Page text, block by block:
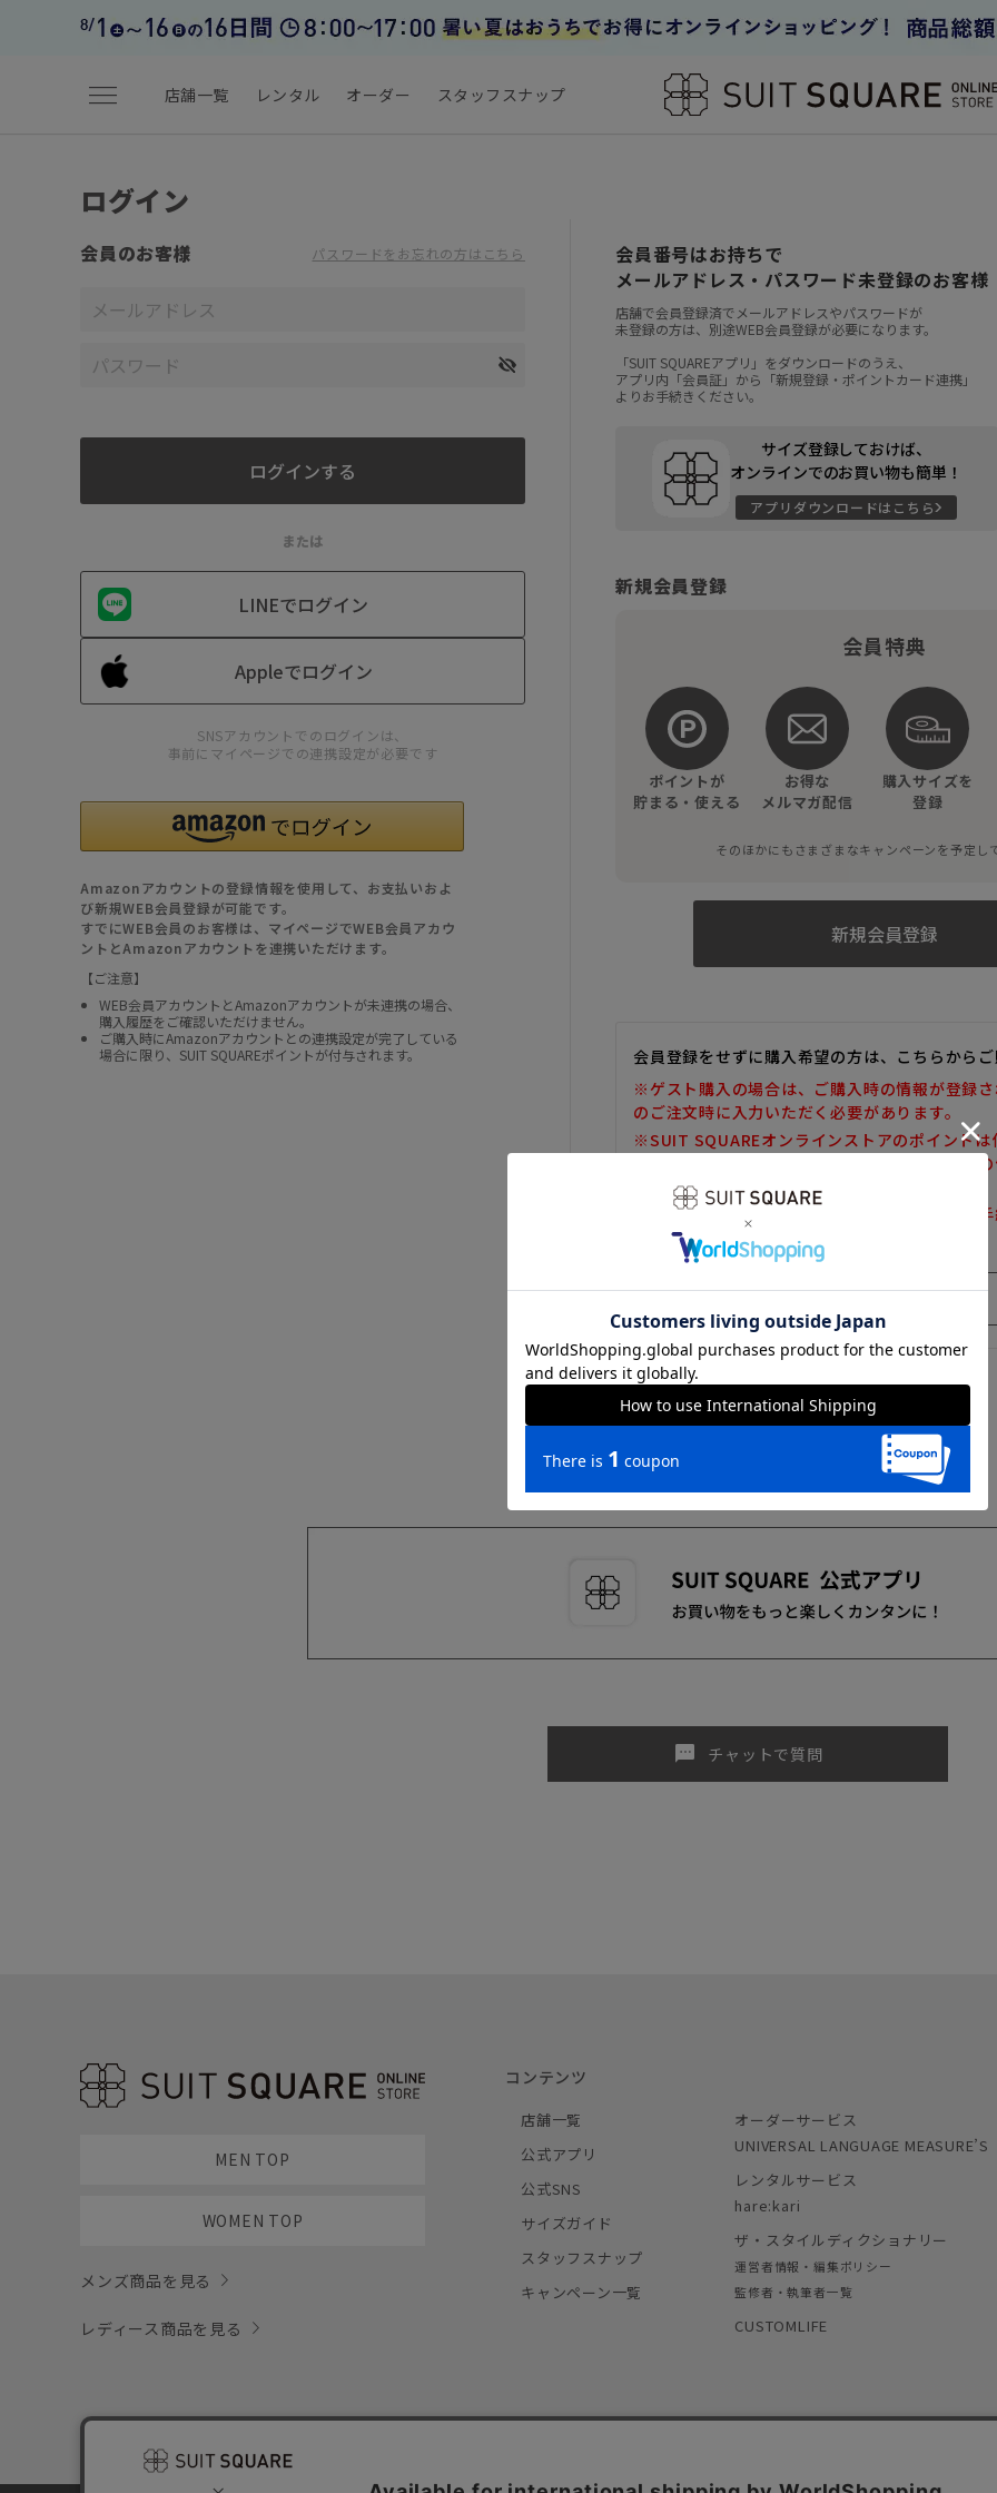
menu 店舗一覧 レンタル オーダー スタッフスナップ
ログイン
会員のお客様 パスワードをお忘れの方はこちら
または
LINEでログイン
Appleでログイン
SNSアカウントでのログインは、
事前にマイページでの連携設定が必要です
Amazonアカウントの登録情報を使用して、お支払いおよ
び新規WEB会員登録が可能です。
すでにWEB会員のお客様は、マイページでWEB会員アカウ
ントとAmazonアカウントを連携いただけます。
【ご注意】
WEB会員アカウントとAmazonアカウントが未連携の場合、
購入履歴をご確認いただけません。
ご購入時にAmazonアカウントとの連携設定が完了している
場合に限り、SUIT SQUAREポイントが付与されます。
会員番号はお持ちで
メールアドレス・パスワード未登録のお客様
店舗で会員登録済でメールアドレスやパスワードが
未登録の方は、別途WEB会員登録が必要になります。
「SUIT SQUAREアプリ」をダウンロードのうえ、
アプリ内「会員証」から「新規登録・ポイントカード連携」
よりお手続きください。
サイズ登録しておけば、
オンラインでのお買い物も簡単！
アプリダウンロードはこちら
新規会員登録
会員特典
ポイントが
貯まる・使える
お得な
メルマガ配信
購入サイズを
登録
そのほかにもさまざまなキャンペーンを予定し
新規会員登録
会員登録をせずに購入希望の方は、こちらからご
※ゲスト購入の場合は、ご購入時の情報が登録
のご注文時に入力いただく必要があります。
※SUIT SQUAREオンラインストアのポイントは
また、ゲスト購入後の会員情報統合・ポイント
しかねます。
※購入履歴の確認、領収書の発行、キャンセル
だけません。
sms チャットで質問
MEN TOP
WOMEN TOP
メンズ商品を見る
レディース商品を見る
コンテンツ
店舗一覧
公式アプリ
公式SNS
サイズガイド
スタッフスナップ
キャンペーン一覧
オーダーサービス
UNIVERSAL LANGUAGE MEASURE’S
レンタルサービス
hare:kari
ザ・スタイルディクショナリー
運営者情報・編集ポリシー
監修者・執筆者一覧
CUSTOMLIFE